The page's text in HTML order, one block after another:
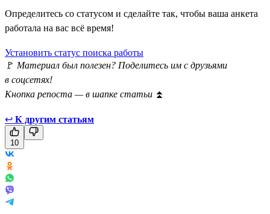
Определитесь со статусом и сделайте так, чтобы ваша анкета
работала на вас всё время!
Установить статус поиска работы
🚩 Материал был полезен? Поделитесь им с друзьями
в соцсетях!
Кнопка репоста — в шапке статьи ⏫
↩ К другим статьям
10